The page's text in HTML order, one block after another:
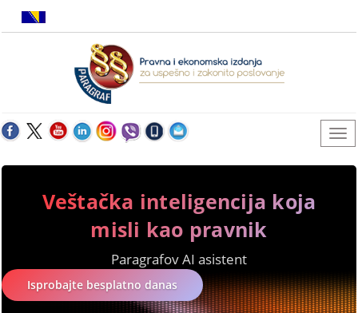
Veštačka inteligencija koja
misli kao pravnik
Paragrafov AI asistent
Isprobajte besplatno danas